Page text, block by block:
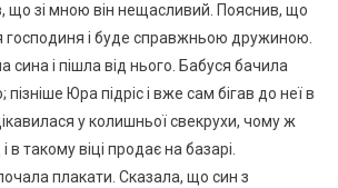
що зі мною він нещасливий. Пояснив, що
господиня і буде справжньою дружиною.
сина і пішла від нього. Бабуся бачила
Юра підріс і вже сам бігав до неї в
у колишньої свекрухи, чому ж
в такому віці продає на базарі.
плакати. Сказала, що син з